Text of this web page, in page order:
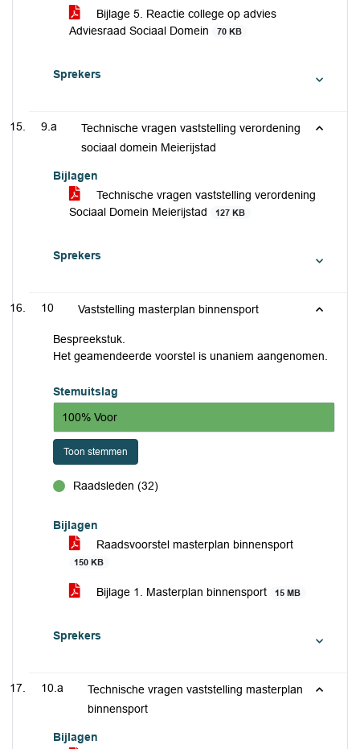
Bijlage 5. Reactie college op advies
Adviesraad Sociaal Domein
70 KB
Sprekers
9.a
Technische vragen vaststelling verordening
sociaal domein Meierijstad
Bijlagen
Technische vragen vaststelling verordening
Sociaal Domein Meierijstad
127 KB
Sprekers
10 Vaststelling masterplan binnensport
Bespreekstuk.
Het geamendeerde voorstel is unaniem aangenomen.
Stemuitslag
100% Voor
Toon stemmen
Raadsleden (32)
Bijlagen
Raadsvoorstel masterplan binnensport
150 KB
Bijlage 1. Masterplan binnensport 15 MB
Sprekers
10.a
Technische vragen vaststelling masterplan
binnensport
Bijlagen